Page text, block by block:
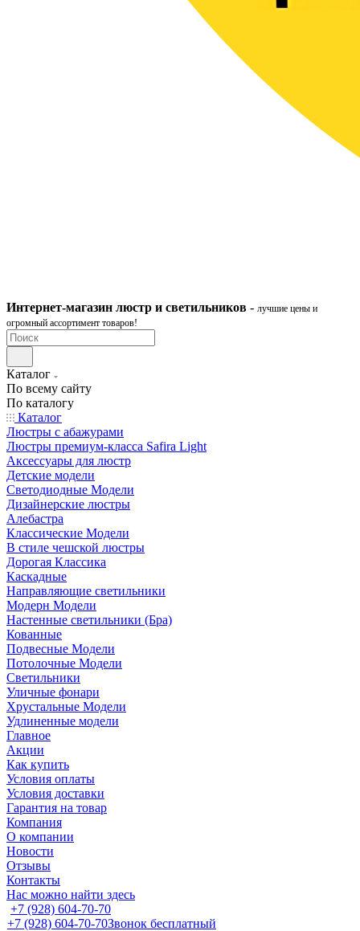
Интернет-магазин люстр и светильников - лучшие цены и
огромный ассортимент товаров!
Каталог
По всему сайту
По каталогу
Каталог
Люстры с абажурами
Люстры премиум-класса Safira Light
Аксессуары для люстр
Детские модели
Светодиодные Модели
Дизайнерские люстры
Алебастра
Классические Модели
В стиле чешской люстры
Дорогая Классика
Каскадные
Направляющие светильники
Модерн Модели
Настенные светильники (Бра)
Кованные
Подвесные Модели
Потолочные Модели
Светильники
Уличные фонари
Хрустальные Модели
Удлиненные модели
Главное
Акции
Как купить
Условия оплаты
Условия доставки
Гарантия на товар
Компания
О компании
Новости
Отзывы
Контакты
Нас можно найти здесь
+7 (928) 604-70-70
+7 (928) 604-70-70Звонок бесплатный